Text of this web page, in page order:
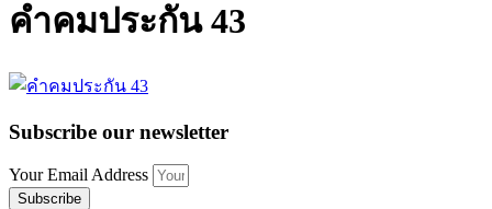
คำคมประกัน 43
Subscribe our newsletter
Your Email Address
Subscribe